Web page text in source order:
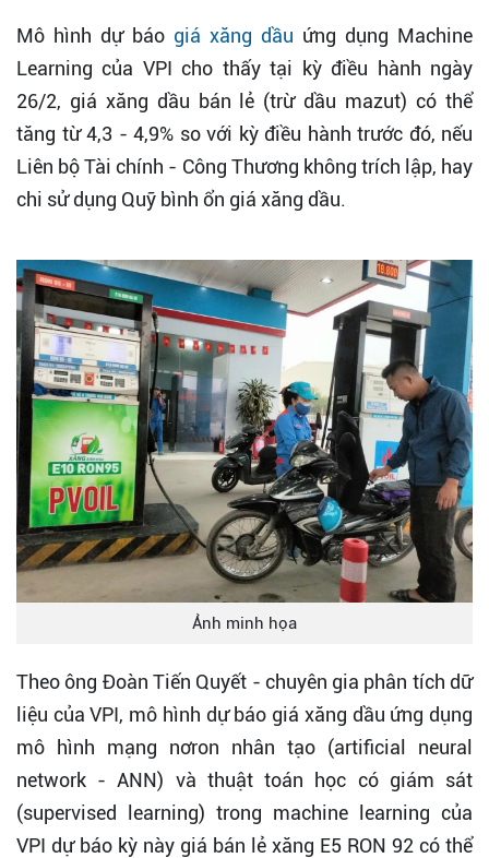
Mô hình dự báo giá xăng dầu ứng dụng Machine
Learning của VPI cho thấy tại kỳ điều hành ngày
26/2, giá xăng dầu bán lẻ (trừ dầu mazut) có thể
tăng từ 4,3 - 4,9% so với kỳ điều hành trước đó, nếu
Liên bộ Tài chính - Công Thương không trích lập, hay
chi sử dụng Quỹ bình ổn giá xăng dầu.
Ảnh minh họa
Theo ông Đoàn Tiến Quyết - chuyên gia phân tích dữ
liệu của VPI, mô hình dự báo giá xăng dầu ứng dụng
mô hình mạng nơron nhân tạo (artificial neural
network - ANN) và thuật toán học có giám sát
(supervised learning) trong machine learning của
VPI dự báo kỳ này giá bán lẻ xăng E5 RON 92 có thể